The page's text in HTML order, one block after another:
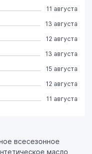
всесезонное
масло
11 августа
13 августа
12 августа
13 августа
15 августа
12 августа
11 августа